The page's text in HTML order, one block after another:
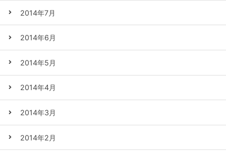
2014年7月
2014年6月
2014年5月
2014年4月
2014年3月
2014年2月